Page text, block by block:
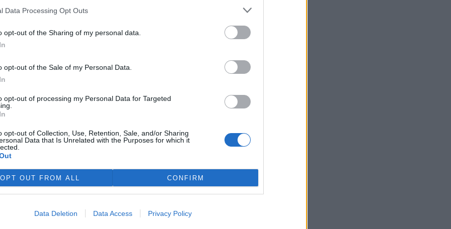
Data Processing Opt Outs
opt-out of the Sharing of my personal data.
opt-out of the Sale of my Personal Data.
opt-out of processing my Personal Data for Targeted
opt-out of Collection, Use, Retention, Sale, and/or Sharing
Data that Is Unrelated with the Purposes for which it
OPT OUT FROM ALL CONFIRM
Data Deletion Data Access Privacy Policy
zajímavé zkušenosti a
volně pohybovat po
od hospodářských a
neoddělitelně
aktivnímu nakladatelství
původní knížky, na které
několik desetiletí. Jde o
dvou nejvýznamnějších
a vybavením zcela
příruček, jaké mají už léta
ve většině zemí Evropy.